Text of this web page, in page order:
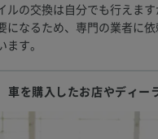
ルの交換は自分でも行えま
になるため、専門の業者に
す。
車を購入したお店やディー